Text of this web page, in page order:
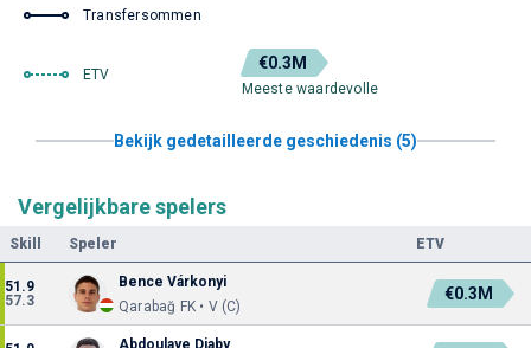
Transfersommen
ETV
€0.3M
Meeste waardevolle
Bekijk gedetailleerde geschiedenis (5)
Vergelijkbare spelers
Skill Speler ETV
51.9
57.3
Bence Várkonyi
Qarabağ FK • V (C)
€0.3M
Abdoulaye Diaby